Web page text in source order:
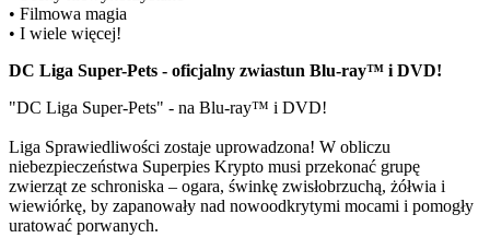
• Filmowa magia
• I wiele więcej!
DC Liga Super-Pets - oficjalny zwiastun Blu-ray™ i DVD!
"DC Liga Super-Pets" - na Blu-ray™ i DVD!
Liga Sprawiedliwości zostaje uprowadzona! W obliczu
niebezpieczeństwa Superpies Krypto musi przekonać grupę
zwierząt ze schroniska – ogara, świnkę zwisłobrzuchą, żółwia i
wiewiórkę, by zapanowały nad nowoodkrytymi mocami i pomogły
uratować porwanych.